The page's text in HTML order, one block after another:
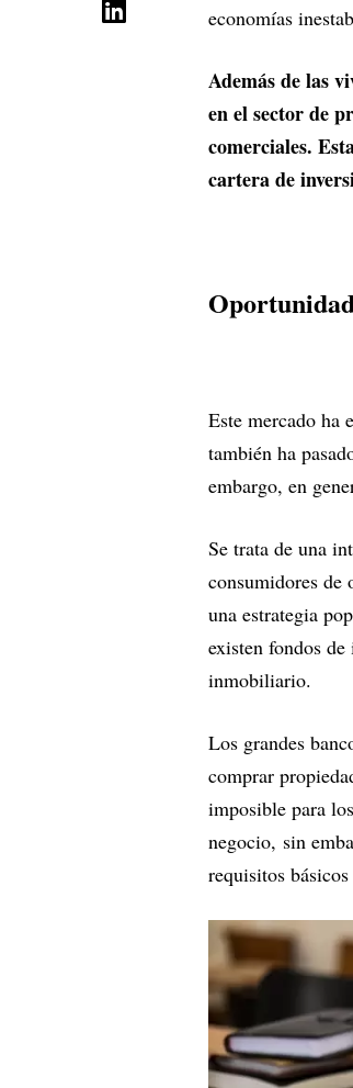
economías
Además de las
en el sector de
comerciales.
cartera de
Este mercado ha
también ha
embargo, en
Se trata de una
consumidores de
una estrategia
existen fondos
inmobiliario.
Los grandes
comprar
imposible para
negocio, sin
requisitos